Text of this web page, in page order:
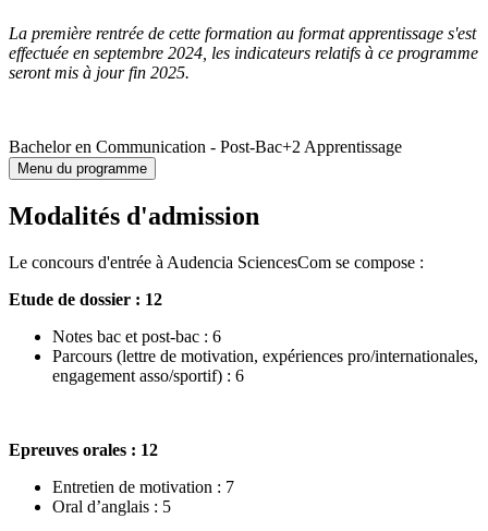
La première rentrée de cette formation au format apprentissage s'est
effectuée en septembre 2024, les indicateurs relatifs à ce programme
seront mis à jour fin 2025.
Bachelor en Communication - Post-Bac+2 Apprentissage
Menu du programme
Modalités d'admission
Le concours d'entrée à Audencia SciencesCom se compose :
Etude de dossier : 12
Notes bac et post-bac : 6
Parcours (lettre de motivation, expériences pro/internationales,
engagement asso/sportif) : 6
Epreuves orales : 12
Entretien de motivation : 7
Oral d’anglais : 5